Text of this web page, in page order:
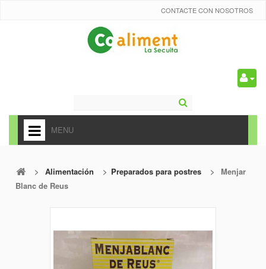
CONTACTE CON NOSOTROS
MENU
+
ALIMENTACIÓN
CARNICERÍA Y CHARCUTERÍA
> Alimentación > Preparados para postres >
Menjar
Blanc de Reus